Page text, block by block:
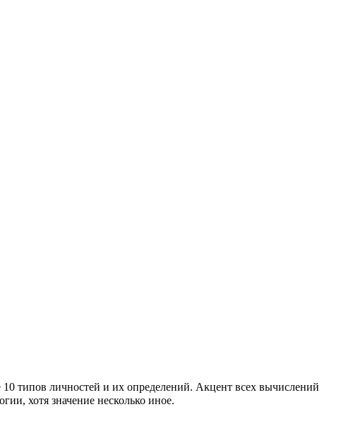
типов личностей и их определений. Акцент всех вычислений
хотя значение несколько иное.